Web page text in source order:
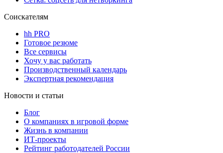
Соискателям
hh PRO
Готовое резюме
Все сервисы
Хочу у вас работать
Производственный календарь
Экспертная рекомендация
Новости и статьи
Блог
О компаниях в игровой форме
Жизнь в компании
ИТ-проекты
Рейтинг работодателей России